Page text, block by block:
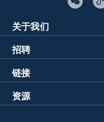
关于我们
招聘
链接
资源